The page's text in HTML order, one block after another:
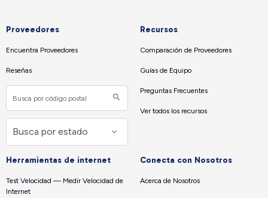
Proveedores
Encuentra Proveedores
Reseñas
Recursos
Comparación de Proveedores
Guías de Equipo
Preguntas Frecuentes
Ver todos los recursos
Herramientas de internet
Test Velocidad — Medir Velocidad de
Internet
Conecta con Nosotros
Acerca de Nosotros